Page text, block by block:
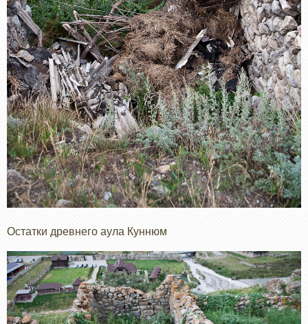
Остатки древнего аула Куннюм